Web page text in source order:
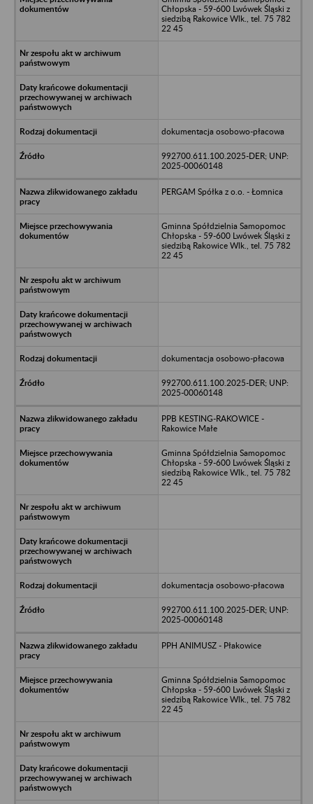
Chłopska - 59-600 Lwówek Śląski z
siedzibą Rakowice Wlk., tel. 75 782
22 45
dokumentacja osobowo-płacowa
992700.611.100.2025-DER; UNP:
2025-00060148
PERGAM Spółka z o.o. - Łomnica
Gminna Spółdzielnia Samopomoc
Chłopska - 59-600 Lwówek Śląski z
siedzibą Rakowice Wlk., tel. 75 782
22 45
dokumentacja osobowo-płacowa
992700.611.100.2025-DER; UNP:
2025-00060148
PPB KESTING-RAKOWICE -
Rakowice Małe
Gminna Spółdzielnia Samopomoc
Chłopska - 59-600 Lwówek Śląski z
siedzibą Rakowice Wlk., tel. 75 782
22 45
dokumentacja osobowo-płacowa
992700.611.100.2025-DER; UNP:
2025-00060148
PPH ANIMUSZ - Płakowice
Gminna Spółdzielnia Samopomoc
Chłopska - 59-600 Lwówek Śląski z
siedzibą Rakowice Wlk., tel. 75 782
22 45